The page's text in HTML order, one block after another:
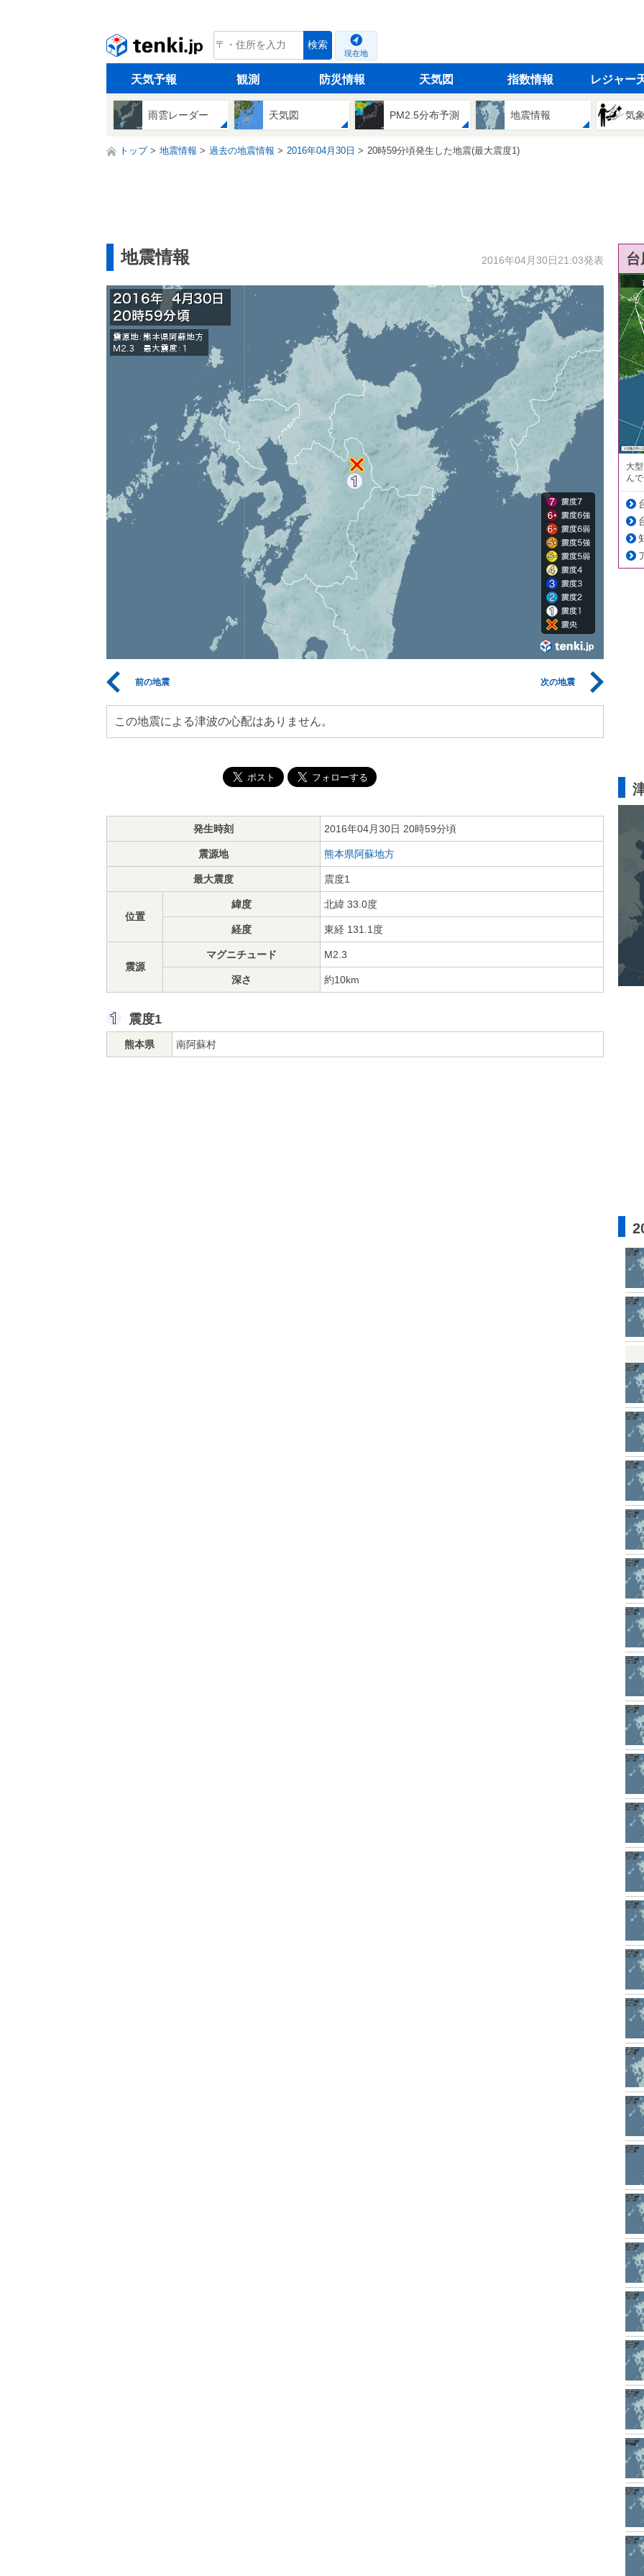
tenki.jp 検索
現在地
天気予報 観測 防災情報 天気図 指数情報 レジャー
雨雲レーダー 天気図 PM2.5分布予測 地震情報 気
トップ 地震情報 過去の地震情報 2016年04月30日 20時59分頃発生した地震(最大震度1)
地震情報 2016年04月30日21:03発表
前の地震 次の地震
この地震による津波の心配はありません。
発生時刻 2016年04月30日 20時59分頃
震源地 熊本県阿蘇地方
最大震度 震度1
位置
緯度 北緯 33.0度
経度 東経 131.1度
震源
マグニチュード M2.3
深さ 約10km
震度1
熊本県 南阿蘇村
大
ん